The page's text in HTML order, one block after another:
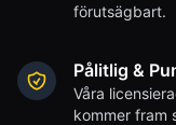
förutsägbart.
Pålitlig &
Våra
kommer fram